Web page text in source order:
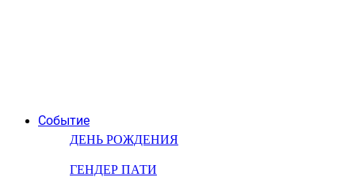
Событие
ДЕНЬ РОЖДЕНИЯ
ГЕНДЕР ПАТИ